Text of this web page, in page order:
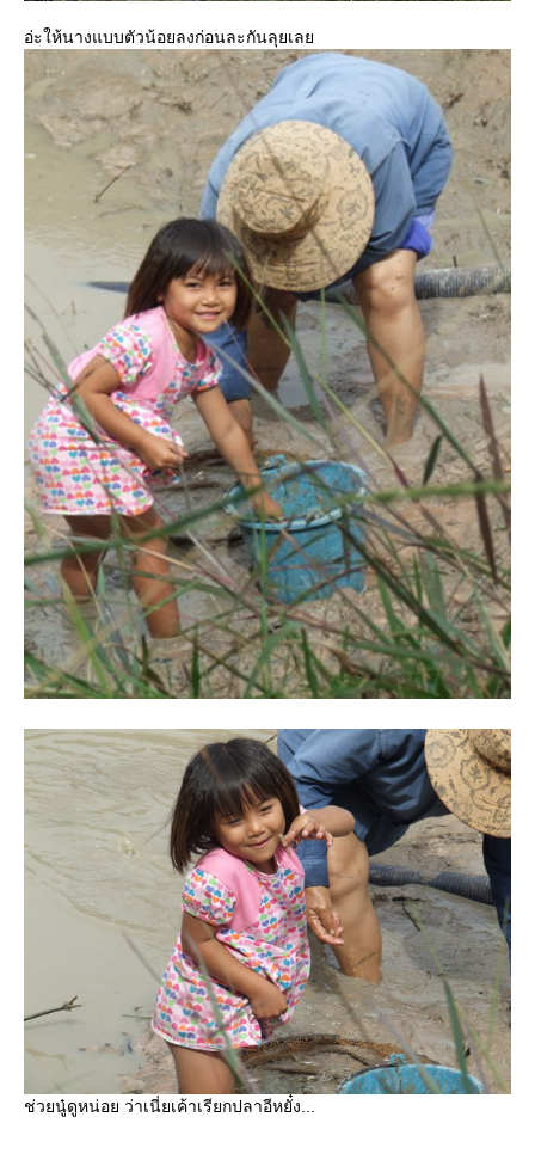
อ่ะให้นางแบบตัวน้อยลงก่อนละกันลุยเลย
ช่วยนู๋ดูหน่อย ว่าเนี่ยเค้าเรียกปลาอีหยั๋ง...